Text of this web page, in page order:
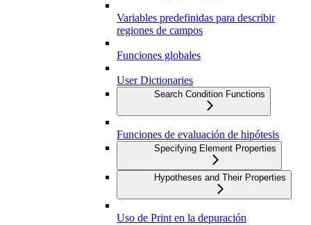
Variables predefinidas para describir
regiones de campos
Funciones globales
User Dictionaries
Search Condition Functions
Funciones de evaluación de hipótesis
Specifying Element Properties
Hypotheses and Their Properties
Uso de Print en la depuración